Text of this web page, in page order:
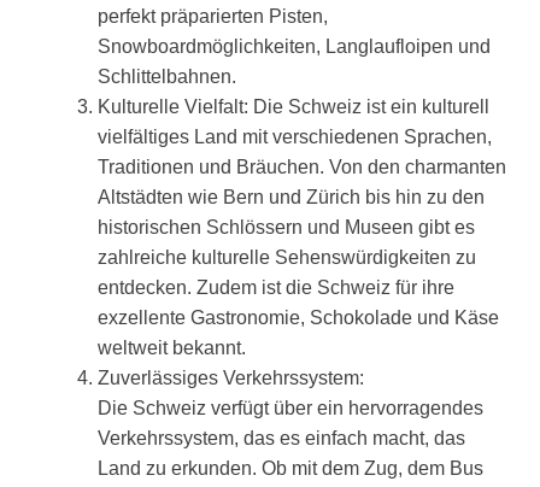
perfekt präparierten Pisten,
Snowboardmöglichkeiten, Langlaufloipen und
Schlittelbahnen.
Kulturelle Vielfalt: Die Schweiz ist ein kulturell
vielfältiges Land mit verschiedenen Sprachen,
Traditionen und Bräuchen. Von den charmanten
Altstädten wie Bern und Zürich bis hin zu den
historischen Schlössern und Museen gibt es
zahlreiche kulturelle Sehenswürdigkeiten zu
entdecken. Zudem ist die Schweiz für ihre
exzellente Gastronomie, Schokolade und Käse
weltweit bekannt.
Zuverlässiges Verkehrssystem:
Die Schweiz verfügt über ein hervorragendes
Verkehrssystem, das es einfach macht, das
Land zu erkunden. Ob mit dem Zug, dem Bus